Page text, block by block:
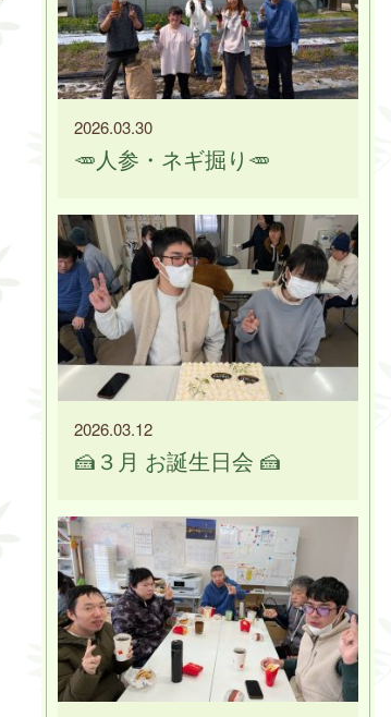
🥕人参・ネギ掘り🥕
2026.03.30
🍰３月 お誕生日会 🍰
2026.03.12